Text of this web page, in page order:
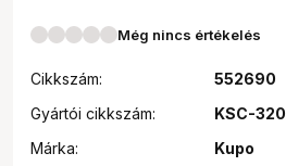
Még nincs értékelés
Cikkszám:
552690
Gyártói cikkszám:
KSC-320
Márka:
Kupo